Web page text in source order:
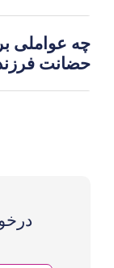
چه عواملی
حضانت